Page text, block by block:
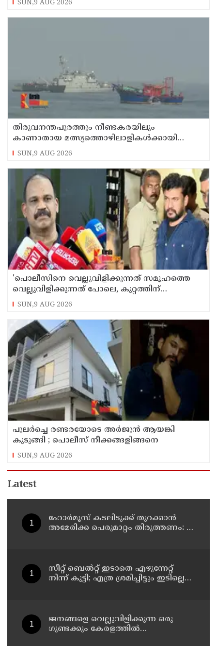
SUN,9 AUG 2026
തിരുവനന്തപുരത്തും നീണ്ടകരയിലും
കാണാതായ മത്സ്യത്തൊഴിലാളികള്‍ക്കായി
തിരച്ചില്‍ പത്താം ദിവസത്തിലേക്ക്
SUN,9 AUG 2026
'പൊലീസിനെ വെല്ലുവിളിക്കുന്നത് സമൂഹത്തെ
വെല്ലുവിളിക്കുന്നത് പോലെ, കുറ്റത്തിന്
അനുസരിച്ച് ശിക്ഷ നല്‍കും':എഡിജിപി
SUN,9 AUG 2026
പുലര്‍ച്ചെ രണ്ടരയോടെ അര്‍ജുന്‍ ആയങ്കി
കുടുങ്ങി ; പൊലീസ് നീക്കങ്ങളിങ്ങനെ
SUN,9 AUG 2026
Latest
ഹോര്‍മൂസ് കടലിടുക്ക് തുറക്കാന്‍
അമേരിക്ക പെരുമാറ്റം തിരുത്തണം: 6
സീറ്റ് ബെല്‍റ്റ് ഇടാതെ എഴുന്നേറ്റ്
നിന്ന് കുട്ടി; എത്ര ശ്രമിച്ചിട്ടും ഇടില്ലെന്ന്
ജനങ്ങളെ വെല്ലുവിളിക്കുന്ന ഒരു
ഗുണ്ടക്കും കേരളത്തില്‍